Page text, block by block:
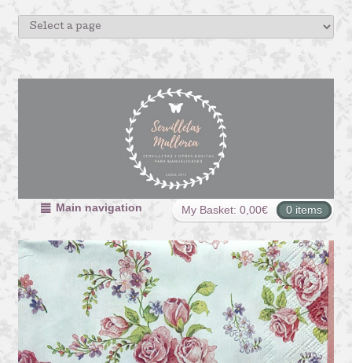
My Basket: 0,00€ 0 items
Main navigation